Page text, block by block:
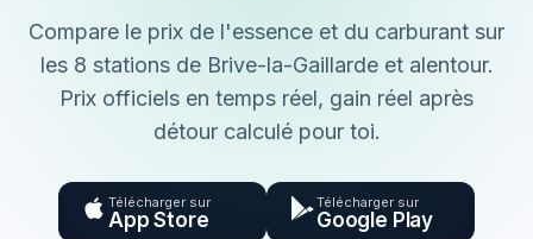
Compare le prix de l'essence et du carburant sur
les 8 stations de Brive-la-Gaillarde et alentour.
Prix officiels en temps réel, gain réel après
détour calculé pour toi.
Télécharger sur
App Store
Télécharger sur
Google Play